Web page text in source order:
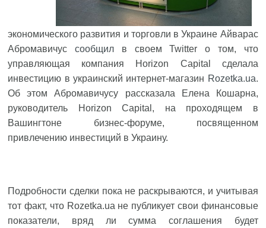
экономического развития и торговли в Украине Айварас
Абромавичуссообщил в своем Twitter о том, что
управляющая компания Horizon Capital сделала
инвестицию в украинский интернет-магазин Rozetka.ua.
Об этом Абромавичусу рассказала Елена Кошарна,
руководитель Horizon Capital, на проходящем в
Вашингтоне бизнес-форуме, посвященном
привлечению инвестиций в Украину.
Подробности сделки пока не раскрываются, и учитывая
тот факт, что Rozetka.ua не публикует свои финансовые
показатели, вряд ли сумма соглашения будет